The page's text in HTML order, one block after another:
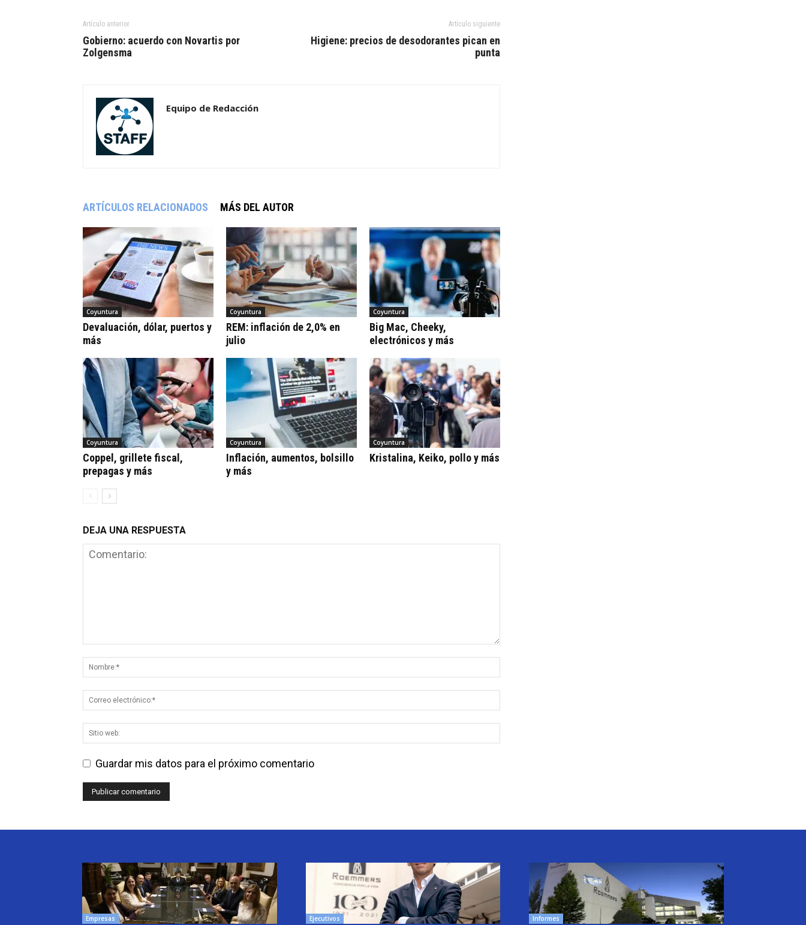
Artículo anterior
Gobierno: acuerdo con Novartis por
Zolgensma
Artículo siguiente
Higiene: precios de desodorantes pican en
punta
Equipo de Redacción
ARTÍCULOS RELACIONADOS MÁS DEL AUTOR
Coyuntura
Devaluación, dólar, puertos y
más
Coyuntura
REM: inflación de 2,0% en
julio
Coyuntura
Big Mac, Cheeky,
electrónicos y más
Coyuntura
Coppel, grillete fiscal,
prepagas y más
Coyuntura
Inflación, aumentos, bolsillo
y más
Coyuntura
Kristalina, Keiko, pollo y más
DEJA UNA RESPUESTA
Guardar mis datos para el próximo comentario
Empresas Ejecutivos Informes